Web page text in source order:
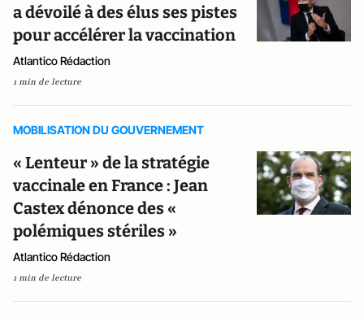
a dévoilé à des élus ses pistes
pour accélérer la vaccination
Atlantico Rédaction
1 min de lecture
MOBILISATION DU GOUVERNEMENT
« Lenteur » de la stratégie
vaccinale en France : Jean
Castex dénonce des «
polémiques stériles »
Atlantico Rédaction
1 min de lecture